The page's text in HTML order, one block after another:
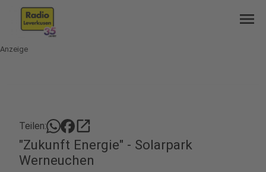
menu
Anzeige
Teilen: open_in_new
"Zukunft Energie" - Solarpark
Werneuchen